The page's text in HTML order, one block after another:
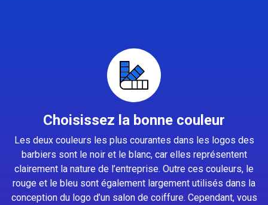
Choisissez la bonne couleur
Les deux couleurs les plus courantes dans les logos des
barbiers sont le noir et le blanc, car elles représentent
clairement la nature de l’entreprise. Outre ces couleurs, le
rouge et le bleu sont également largement utilisés dans la
conception du logo d’un salon de coiffure. Cependant, vous